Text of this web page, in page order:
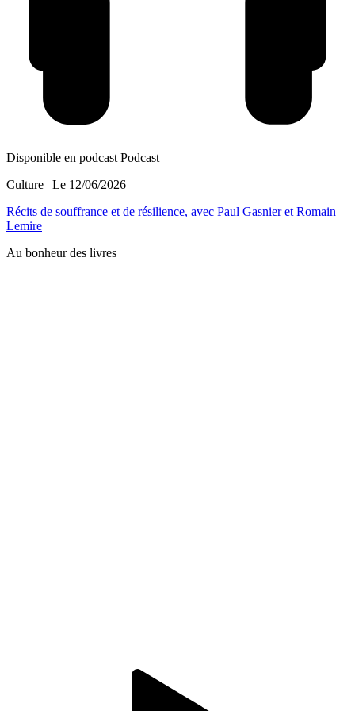
Disponible en podcast Podcast
Culture | Le 12/06/2026
Récits de souffrance et de résilience, avec Paul Gasnier et Romain
Lemire
Au bonheur des livres